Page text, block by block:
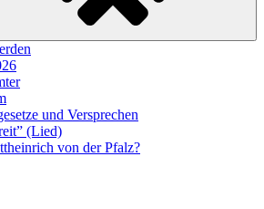
Untermenü
und Versprechen
(Lied)
von der Pfalz?